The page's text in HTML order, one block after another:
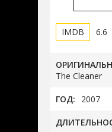
6.6
The Cleaner
ГОД: 2007